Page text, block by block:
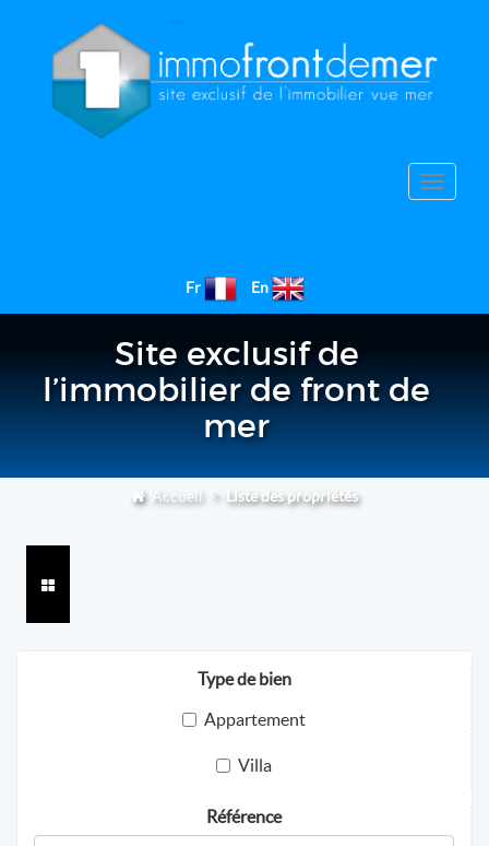
Toggle
Fr En
Site exclusif de
l’immobilier de front de
mer
Accueil Liste des propriétés
Type de bien
Appartement
Villa
Référence